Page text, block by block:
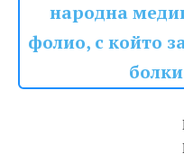
народна
фолио, с който